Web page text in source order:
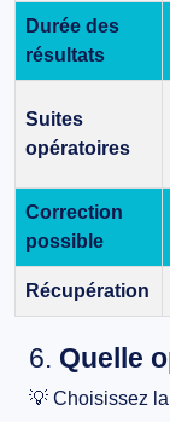
Durée des
résultats
Suites
opératoires
Correction
possible
Récupération
6. Quelle
💡 Choisissez